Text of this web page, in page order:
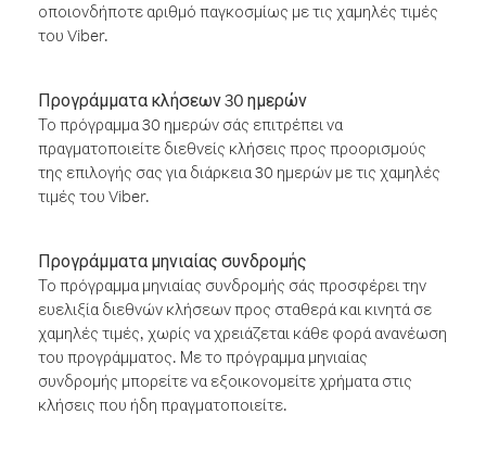
οποιονδήποτε αριθμό παγκοσμίως με τις χαμηλές τιμές
του Viber.
Προγράμματα κλήσεων 30 ημερών
Το πρόγραμμα 30 ημερών σάς επιτρέπει να
πραγματοποιείτε διεθνείς κλήσεις προς προορισμούς
της επιλογής σας για διάρκεια 30 ημερών με τις χαμηλές
τιμές του Viber.
Προγράμματα μηνιαίας συνδρομής
Το πρόγραμμα μηνιαίας συνδρομής σάς προσφέρει την
ευελιξία διεθνών κλήσεων προς σταθερά και κινητά σε
χαμηλές τιμές, χωρίς να χρειάζεται κάθε φορά ανανέωση
του προγράμματος. Με το πρόγραμμα μηνιαίας
συνδρομής μπορείτε να εξοικονομείτε χρήματα στις
κλήσεις που ήδη πραγματοποιείτε.